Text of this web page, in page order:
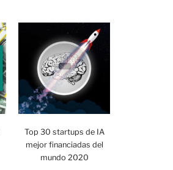
Top 30 startups de IA
mejor financiadas del
mundo 2020